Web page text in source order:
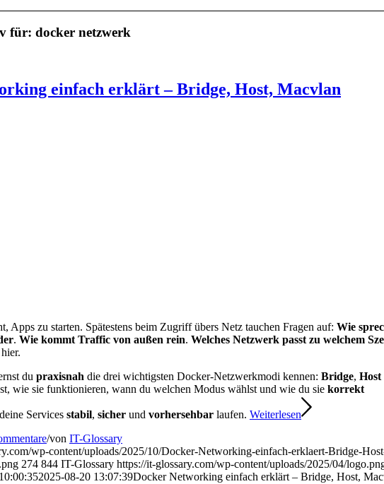
für: docker netzwerk
einfach erklärt – Bridge, Host, Macvlan
Apps zu starten. Spätestens beim Zugriff übers Netz tauchen Fragen auf: Wie
. Wie kommt Traffic von außen rein. Welches Netzwerk passt zu welchem
du praxisnah die drei wichtigsten Docker-Netzwerkmodi kennen: Bridge, Host
wie sie funktionieren, wann du welchen Modus wählst und wie du sie korrekt
Services stabil, sicher und vorhersehbar laufen. Weiterlesen
/von IT-Glossary
wp-content/uploads/2025/10/Docker-Networking-einfach-erklaert-Bridge-
274 844 IT-Glossary https://it-glossary.com/wp-content/uploads/2025/04/
2025-08-20 13:07:39Docker Networking einfach erklärt – Bridge, Host,